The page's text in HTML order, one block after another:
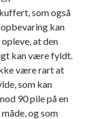
som også
kan
at den
kan være fyldt.
være rart at
som kan
90 pile på en
og som